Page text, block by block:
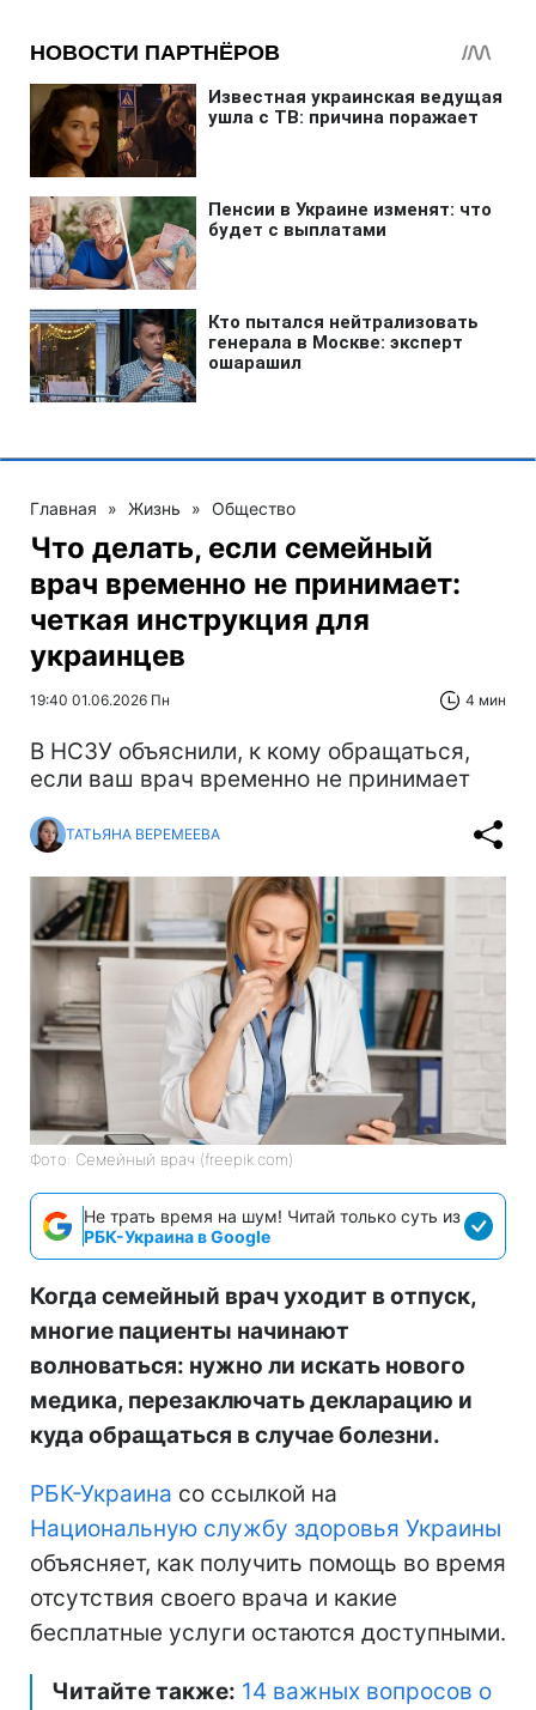
Главная » Жизнь » Общество
Что делать, если семейный
врач временно не принимает:
четкая инструкция для
украинцев
19:40 01.06.2026 Пн 4 мин
В НСЗУ объяснили, к кому обращаться,
если ваш врач временно не принимает
ТАТЬЯНА ВЕРЕМЕЕВА
Фото: Семейный врач (freepik.com)
Не трать время на шум! Читай только суть из
РБК-Украина в Google
Когда семейный врач уходит в отпуск,
многие пациенты начинают
волноваться: нужно ли искать нового
медика, перезаключать декларацию и
куда обращаться в случае болезни.
РБК-Украина со ссылкой на
Национальную службу здоровья Украины
объясняет, как получить помощь во время
отсутствия своего врача и какие
бесплатные услуги остаются доступными.
Читайте также: 14 важных вопросов о